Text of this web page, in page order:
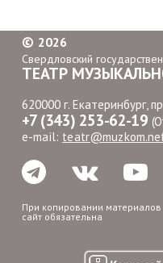
© 2026
Свердловский
ТЕАТР
620000 г. Екатеринбург,
+7 (343) 253-62-19
e-mail:
При копировании
сайт обязательна